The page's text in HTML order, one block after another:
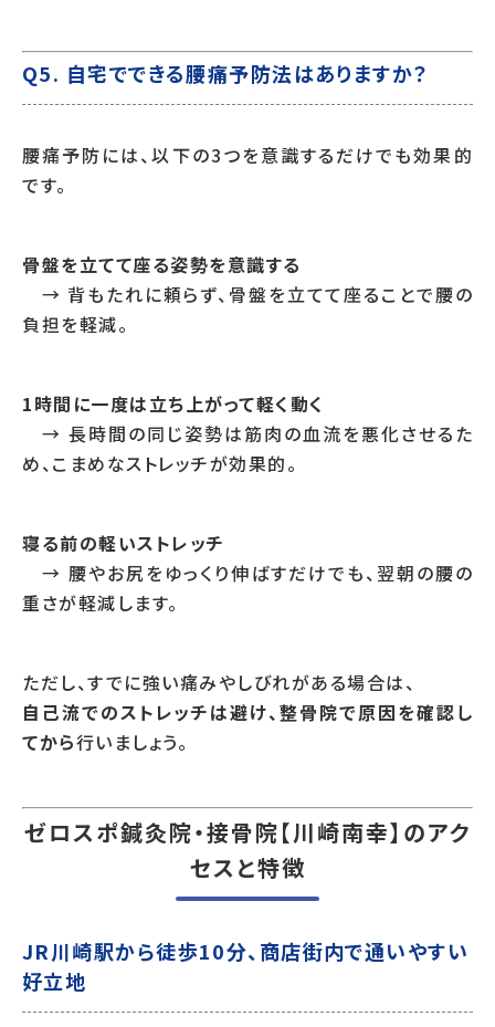
Q5. 自宅でできる腰痛予防法はありますか？
腰痛予防には、以下の3つを意識するだけでも効果的
です。
骨盤を立てて座る姿勢を意識する
→ 背もたれに頼らず、骨盤を立てて座ることで腰の
負担を軽減。
1時間に一度は立ち上がって軽く動く
→ 長時間の同じ姿勢は筋肉の血流を悪化させるた
め、こまめなストレッチが効果的。
寝る前の軽いストレッチ
→ 腰やお尻をゆっくり伸ばすだけでも、翌朝の腰の
重さが軽減します。
ただし、すでに強い痛みやしびれがある場合は、
自己流でのストレッチは避け、整骨院で原因を確認し
てから行いましょう。
ゼロスポ鍼灸院・接骨院【川崎南幸】のアク
セスと特徴
JR川崎駅から徒歩10分、商店街内で通いやすい
好立地